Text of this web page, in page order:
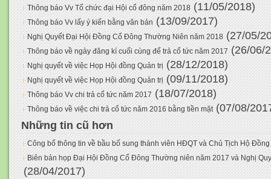
Thông báo Vv Tổ chức đại Hội cổ đông năm 2018 (11/05/2018)
Thông báo Vv lấy ý kiến bằng văn bản (13/09/2017)
Nghị Quyết Đại Hội Đồng Cổ Đông Thường Niên năm 2018 (27/05/
Thông báo về ngày đăng kí cuối cùng để trả cổ tức năm 2017 (26/06/
Nghị quyết về việc Họp Hội đồng Quản trị (28/12/2018)
Nghị quyết về việc Họp Hội đồng Quản trị (09/11/2018)
Thông báo Vv chi trả cổ tức năm 2017 (18/07/2018)
Thông báo về việc chi trả cổ tức năm 2016 bằng tiền mặt (07/08/
Những tin cũ hơn
Công bố thông tin về bầu bố sung thành viên HĐQT và Chủ Tịch Hộ
Biên bản họp Đại Hội Đồng Cổ Đông Thường niên năm 2017 và Nghị
(28/04/2017)